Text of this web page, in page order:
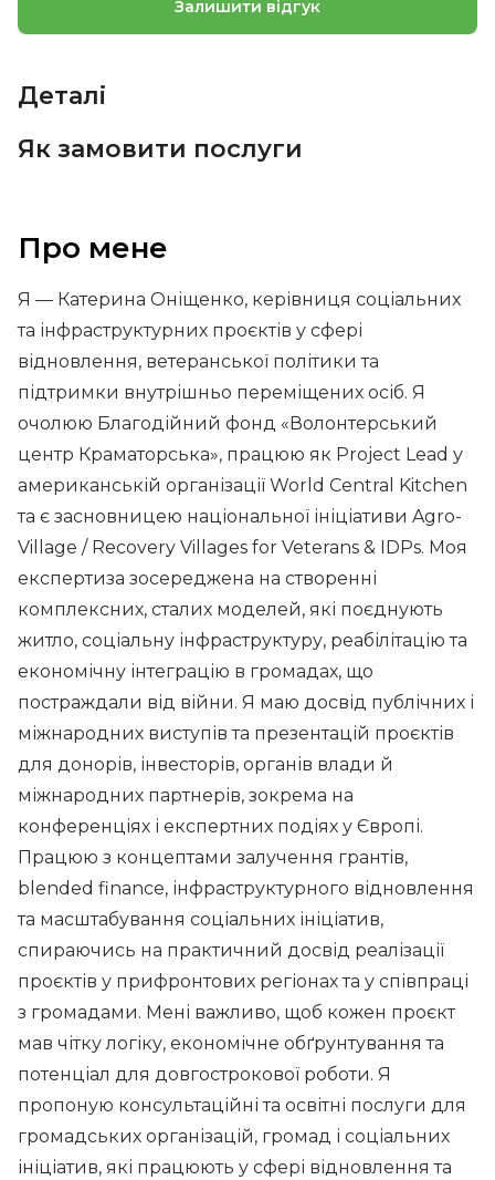
Про мене
Я — Катерина Оніщенко, керівниця соціальних
та інфраструктурних проєктів у сфері
відновлення, ветеранської політики та
підтримки внутрішньо переміщених осіб. Я
очолюю Благодійний фонд «Волонтерський
центр Краматорська», працюю як Project Lead у
американській організації World Central Kitchen
та є засновницею національної ініціативи Agro-
Village / Recovery Villages for Veterans & IDPs. Моя
експертиза зосереджена на створенні
комплексних, сталих моделей, які поєднують
житло, соціальну інфраструктуру, реабілітацію та
економічну інтеграцію в громадах, що
постраждали від війни. Я маю досвід публічних і
міжнародних виступів та презентацій проєктів
для донорів, інвесторів, органів влади й
міжнародних партнерів, зокрема на
конференціях і експертних подіях у Європі.
Працюю з концептами залучення грантів,
blended finance, інфраструктурного відновлення
та масштабування соціальних ініціатив,
спираючись на практичний досвід реалізації
проєктів у прифронтових регіонах та у співпраці
з громадами. Мені важливо, щоб кожен проєкт
мав чітку логіку, економічне обґрунтування та
потенціал для довгострокової роботи. Я
пропоную консультаційні та освітні послуги для
громадських організацій, громад і соціальних
ініціатив, які працюють у сфері відновлення та
Залишити відгук
Деталі
Як замовити послуги